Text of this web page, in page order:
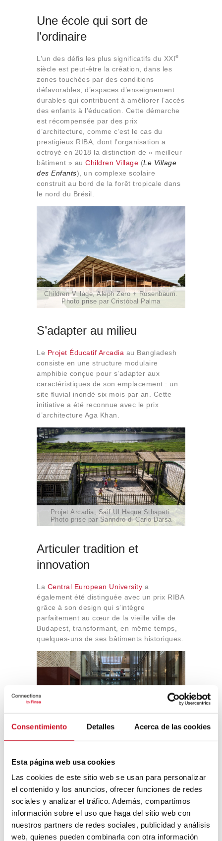
Consentimiento Detalles Acerca de las cookies
Esta página web usa cookies
Las cookies de este sitio web se usan para personalizar
el contenido y los anuncios, ofrecer funciones de redes
sociales y analizar el tráfico. Además, compartimos
información sobre el uso que haga del sitio web con
nuestros partners de redes sociales, publicidad y análisis
web, quienes pueden combinarla con otra información
Une école qui sort de
l’ordinaire
L’un des défis les plus significatifs du XXIe
siècle est peut-être la création, dans les
zones touchées par des conditions
défavorables, d’espaces d’enseignement
durables qui contribuent à améliorer l’accès
des enfants à l’éducation. Cette démarche
est récompensée par des prix
d’architecture, comme c’est le cas du
prestigieux RIBA, dont l’organisation a
octroyé en 2018 la distinction de « meilleur
bâtiment » au Children Village (Le Village
des Enfants), un complexe scolaire
construit au bord de la forêt tropicale dans
le nord du Brésil.
Children Village, Aleph Zero + Rosenbaum.
Photo prise par Cristóbal Palma
S’adapter au milieu
Le Projet Éducatif Arcadia au Bangladesh
consiste en une structure modulaire
amphibie conçue pour s’adapter aux
caractéristiques de son emplacement : un
site fluvial inondé six mois par an. Cette
initiative a été reconnue avec le prix
d’architecture Aga Khan.
Projet Arcadia, Saif Ul Haque Sthapati.
Photo prise par Sanndro di Carlo Darsa
Articuler tradition et
innovation
La Central European University a
également été distinguée avec un prix RIBA
grâce à son design qui s’intègre
parfaitement au cœur de la vieille ville de
Budapest, transformant, en même temps,
quelques-uns de ses bâtiments historiques.
Tuomey. Photo prise par Tamás Bujnovszky
Un Olympe pour les dieux
de l’art dramatique
Olimpo (Olympe) est un espace
d’enseignement hors du commun conçu par
Enorme Studio
. Le design et la construction